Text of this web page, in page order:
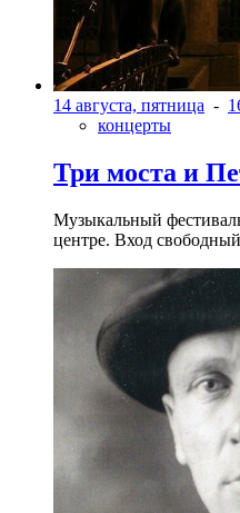
14 августа, пятница -
концерты
Три моста и
Музыкальный
центре. Вход